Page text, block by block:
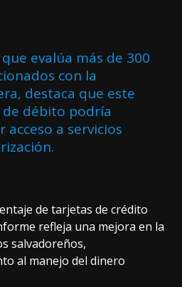
evalúa más de 300
con la
destaca que este
de débito podría
acceso a servicios
de tarjetas de crédito
refleja una mejora en la
salvadoreños,
al manejo del dinero